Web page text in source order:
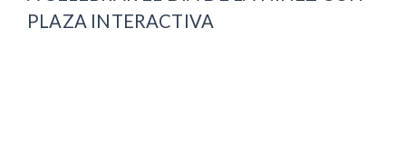
PLAZA INTERACTIVA